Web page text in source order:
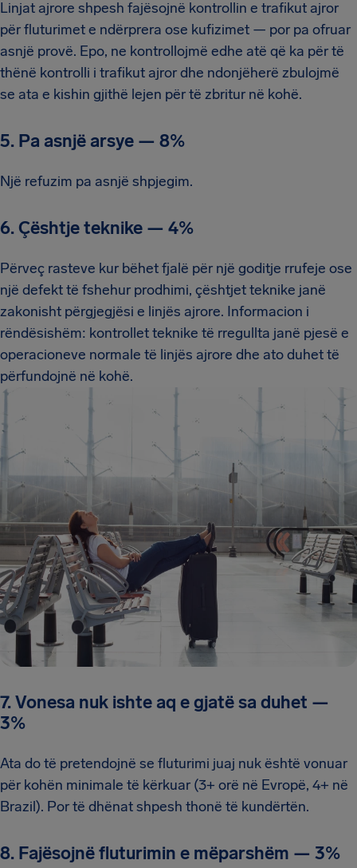
Linjat ajrore shpesh fajësojnë kontrollin e trafikut ajror
për fluturimet e ndërprera ose kufizimet — por pa ofruar
asnjë provë. Epo, ne kontrollojmë edhe atë që ka për të
thënë kontrolli i trafikut ajror dhe ndonjëherë zbulojmë
se ata e kishin gjithë lejen për të zbritur në kohë.
5. Pa asnjë arsye — 8%
Një refuzim pa asnjë shpjegim.
6. Çështje teknike — 4%
Përveç rasteve kur bëhet fjalë për një goditje rrufeje ose
një defekt të fshehur prodhimi, çështjet teknike janë
zakonisht përgjegjësi e linjës ajrore. Informacion i
rëndësishëm: kontrollet teknike të rregullta janë pjesë e
operacioneve normale të linjës ajrore dhe ato duhet të
përfundojnë në kohë.
7. Vonesa nuk ishte aq e gjatë sa duhet —
3%
Ata do të pretendojnë se fluturimi juaj nuk është vonuar
për kohën minimale të kërkuar (3+ orë në Evropë, 4+ në
Brazil). Por të dhënat shpesh thonë të kundërtën.
8. Fajësojnë fluturimin e mëparshëm — 3%